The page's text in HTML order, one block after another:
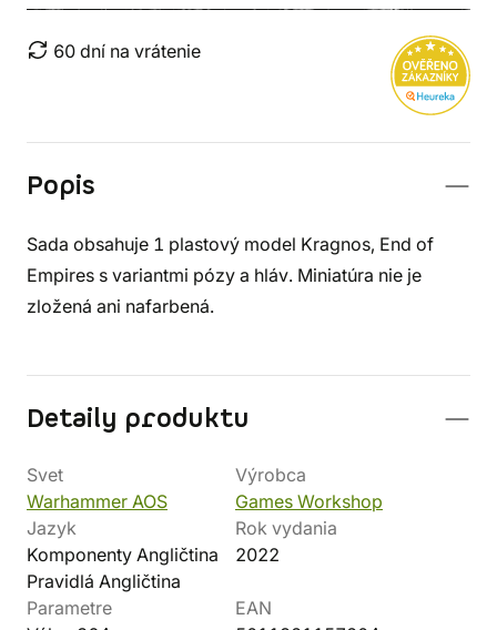
60 dní na vrátenie
Popis
Sada obsahuje 1 plastový model Kragnos, End of
Empires s variantmi pózy a hláv. Miniatúra nie je
zložená ani nafarbená.
Detaily produktu
Svet
Warhammer AOS
Výrobca
Games Workshop
Jazyk
Komponenty Angličtina
Pravidlá Angličtina
Rok vydania
2022
Parametre
EAN